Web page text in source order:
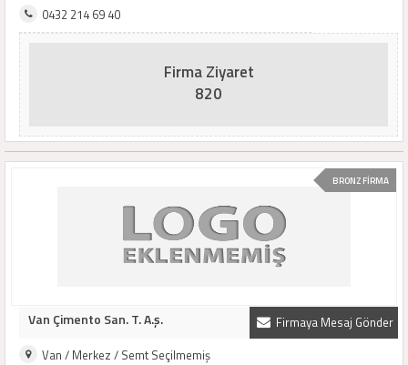
0432 214 69 40
Firma Ziyaret
820
BRONZ FİRMA
Firmaya Mesaj Gönder
Van Çimento San. T. A.ş.
Van / Merkez / Semt Seçilmemiş